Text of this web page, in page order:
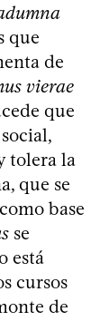
que
de
vierae
que
tolera la
que se
base
se
está
cursos
de